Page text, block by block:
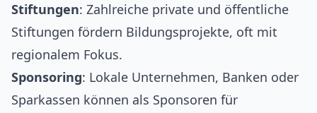
Stiftungen: Zahlreiche private und öffentliche
Stiftungen fördern Bildungsprojekte, oft mit
regionalem Fokus.
Sponsoring: Lokale Unternehmen, Banken oder
Sparkassen können als Sponsoren für